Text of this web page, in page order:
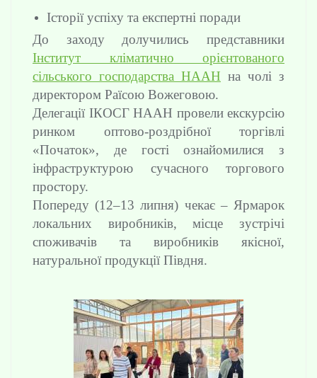
Історії успіху та експертні поради
До заходу долучились представники
Інститут кліматично орієнтованого
сільського господарства НААН на чолі з
директором Раїсою Вожеговою.
Делегації ІКОСГ НААН провели екскурсію
ринком оптово-роздрібної торгівлі
«Початок», де гості ознайомилися з
інфраструктурою сучасного торгового
простору.
Попереду (12–13 липня) чекає – Ярмарок
локальних виробників, місце зустрічі
споживачів та виробників якісної,
натуральної продукції Півдня.